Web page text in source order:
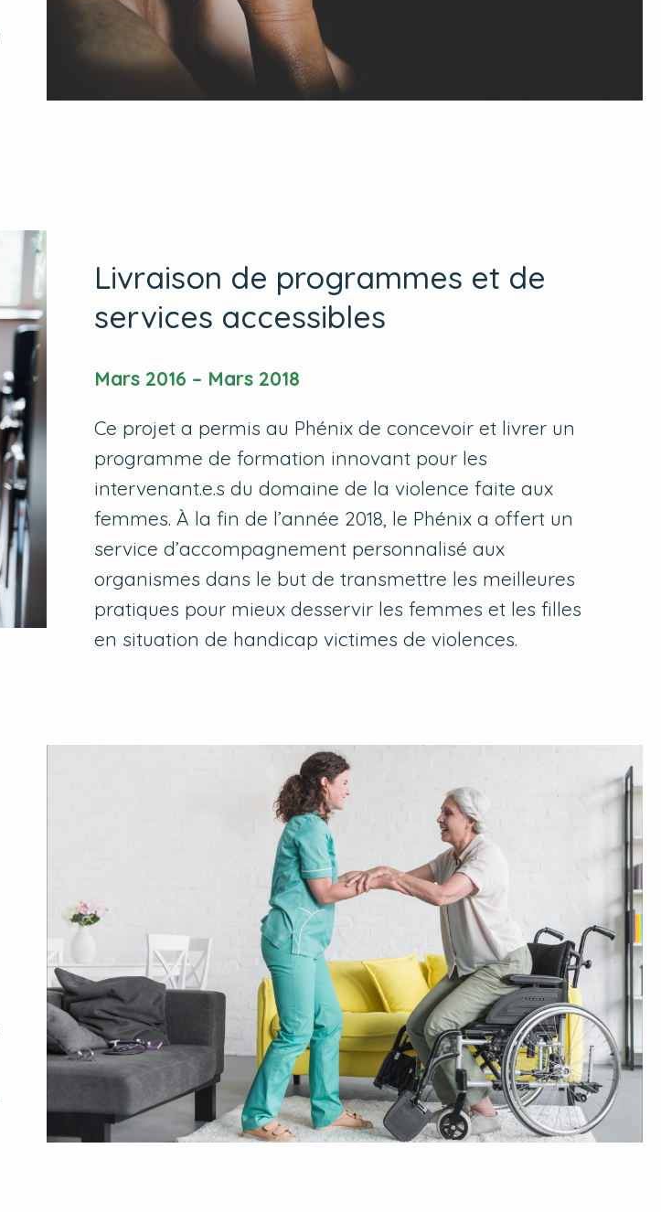
Livraison de programmes et de
services accessibles
Mars 2016 – Mars 2018
Ce projet a permis au Phénix de concevoir et livrer un
programme de formation innovant pour les
intervenant.e.s du domaine de la violence faite aux
femmes. À la fin de l’année 2018, le Phénix a offert un
service d’accompagnement personnalisé aux
organismes dans le but de transmettre les meilleures
pratiques pour mieux desservir les femmes et les filles
en situation de handicap victimes de violences.